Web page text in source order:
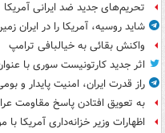
تحریم‌های جدید ضد ایرانی آمریکا
شاید روسیه، آمریکا را در ایران
واکنش بقائی به خیالبافی ترامپ
اثر جدید کارتونیست سوری با
راز قدرت ایران، امنیت پایدار و
به تعویق افتادن پاسخ مقاومت
اظهارات وزیر خزانه‌داری